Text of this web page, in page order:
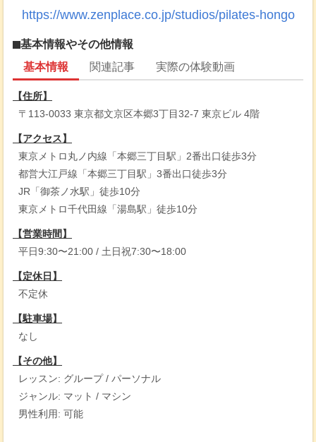
https://www.zenplace.co.jp/studios/pilates-hongo
基本情報やその他情報
基本情報
関連記事 実際の体験動画
【住所】
〒113-0033 東京都文京区本郷3丁目32-7 東京ビル 4階
【アクセス】
東京メトロ丸ノ内線「本郷三丁目駅」2番出口徒歩3分
都営大江戸線「本郷三丁目駅」3番出口徒歩3分
JR「御茶ノ水駅」徒歩10分
東京メトロ千代田線「湯島駅」徒歩10分
【営業時間】
平日9:30〜21:00 / 土日祝7:30〜18:00
【定休日】
不定休
【駐車場】
なし
【その他】
レッスン: グループ / パーソナル
ジャンル: マット / マシン
男性利用: 可能